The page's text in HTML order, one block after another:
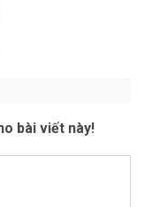
bài viết này!